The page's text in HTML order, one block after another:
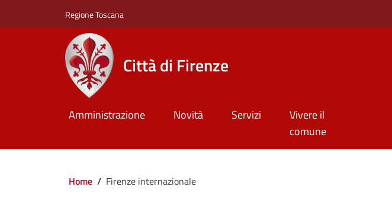
Regione Toscana
Città di Firenze
Amministrazione Novità Servizi
Vivere il
comune
Briciole di pane
Home / Firenze internazionale